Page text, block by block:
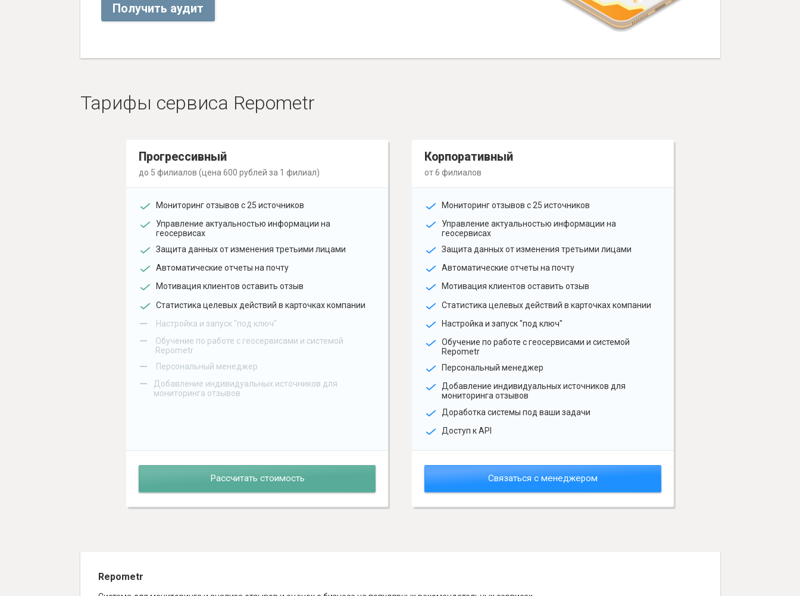
Получить аудит
Тарифы сервиса Repometr
Прогрессивный
до 5 филиалов (цена 600 рублей за 1 филиал)
Мониторинг отзывов с 25 источников
Управление актуальностью информации на
геосервисах
Защита данных от изменения третьими лицами
Автоматические отчеты на почту
Мотивация клиентов оставить отзыв
Статистика целевых действий в карточках компании
– Настройка и запуск "под ключ"
–
Обучение по работе с геосервисами и системой
Repometr
– Персональный менеджер
–
Добавление индивидуальных источников для
мониторинга отзывов
Рассчитать стоимость
Корпоративный
от 6 филиалов
Мониторинг отзывов с 25 источников
Управление актуальностью информации на
геосервисах
Защита данных от изменения третьими лицами
Автоматические отчеты на почту
Мотивация клиентов оставить отзыв
Статистика целевых действий в карточках компании
Настройка и запуск "под ключ"
Обучение по работе с геосервисами и системой
Repometr
Персональный менеджер
Добавление индивидуальных источников для
мониторинга отзывов
Доработка системы под ваши задачи
Доступ к API
Связаться с менеджером
Repometr